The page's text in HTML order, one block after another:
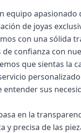
equipo
de joyas
con una sólida
confianza con
que sientas la
sus
en la
y precisa de las